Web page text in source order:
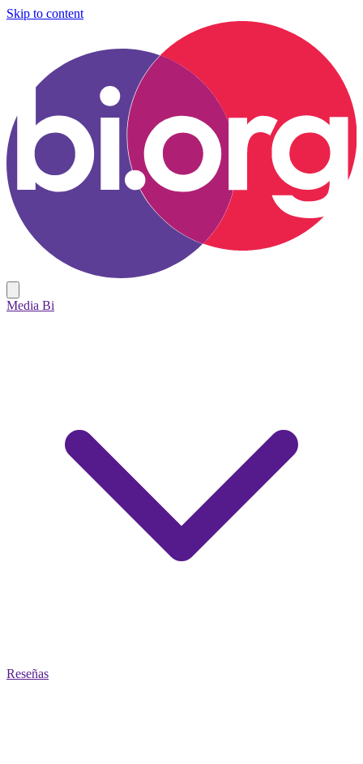
Skip to content
Media Bi
Reseñas